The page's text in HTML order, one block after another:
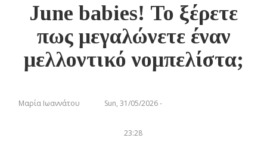
June babies! Το ξέρετε
πως μεγαλώνετε έναν
μελλοντικό νομπελίστα;
Μαρία Ιωαννάτου Sun, 31/05/2026 -
23:28